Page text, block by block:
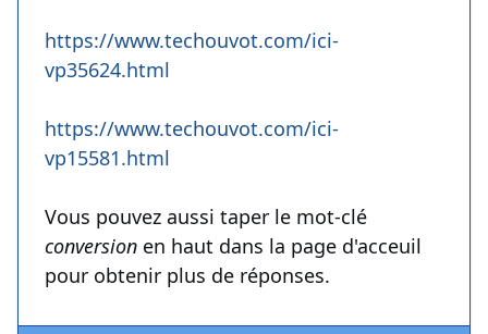
https://www.techouvot.com/ici-
vp35624.html
https://www.techouvot.com/ici-
vp15581.html
Vous pouvez aussi taper le mot-clé
conversion en haut dans la page d'acceuil
pour obtenir plus de réponses.